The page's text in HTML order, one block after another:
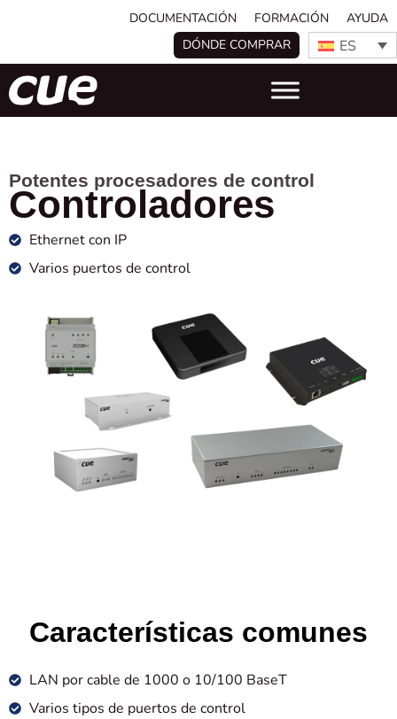
DOCUMENTACIÓN FORMACIÓN
AYUDA
DÓNDE COMPRAR
ES
Potentes procesadores de control
Controladores
Ethernet con IP
Varios puertos de control
Características comunes
LAN por cable de 1000 o 10/100 BaseT
Varios tipos de puertos de control